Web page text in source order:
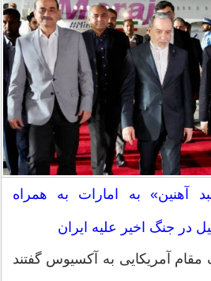
آهنین» به امارات به همراه
در جنگ اخیر علیه ایران
مقام آمریکایی به آکسیوس گفتند